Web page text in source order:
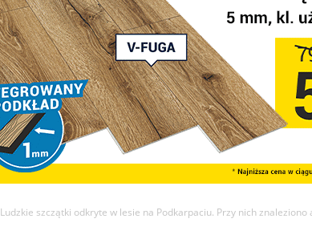
Ludzkie szczątki odkryte w lesie na Podkarpaciu. Przy nich znaleziono